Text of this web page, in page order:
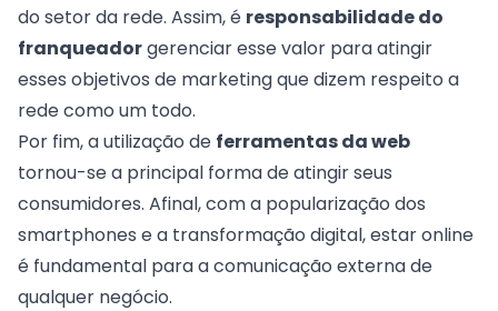
do setor da rede. Assim, é responsabilidade do
franqueadorgerenciar esse valor para atingir
esses objetivos de marketing que dizem respeito a
rede como um todo.
Por fim, a utilização de ferramentas da web
tornou-se a principal forma de atingir seus
consumidores. Afinal, com a popularização dos
smartphones e a transformação digital, estar online
é fundamental para acomunicação externade
qualquer negócio.